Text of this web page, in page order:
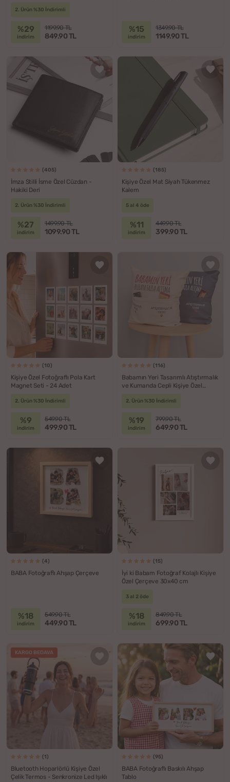
2. Ürün %30 İndirimli
%29
indirim
1199.90 TL
849.90 TL
%15
indirim
1349.90 TL
1149.90 TL
(405)
İmza Stilli İsme Özel Cüzdan -
Hakiki Deri
2. Ürün %30 İndirimli
%27
indirim
1499.90 TL
1099.90 TL
(185)
Kişiye Özel Mat Siyah Tükenmez
Kalem
5 al 4 öde
%11
indirim
449.90 TL
399.90 TL
(10)
Kişiye Özel Fotoğraflı Pola Kart
Magnet Seti - 24 Adet
2. Ürün %30 İndirimli
%9
indirim
549.90 TL
499.90 TL
(116)
Babamın Yeri Tasarımlı Atıştırmalık
ve Kumanda Cepli Kişiye Özel
2. Ürün %30 İndirimli
%19
indirim
799.90 TL
649.90 TL
(4)
BABA Fotoğraflı Ahşap Çerçeve
%18
indirim
549.90 TL
449.90 TL
(15)
İyi ki Babam Fotoğraf Kolajlı Kişiye
Özel Çerçeve 30x40 cm
3 al 2 öde
%18
indirim
849.90 TL
699.90 TL
KARGO BEDAVA
(1)
Bluetooth Hoparlörlü Kişiye Özel
Çelik Termos - Senkronize Led Işıklı
(95)
BABA Fotoğraflı Baskılı Ahşap
Tablo